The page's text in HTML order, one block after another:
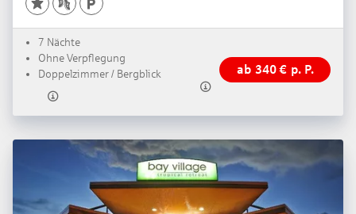
7 Nächte
Ohne Verpflegung
Doppelzimmer / Bergblick
ab 340€ p. P.